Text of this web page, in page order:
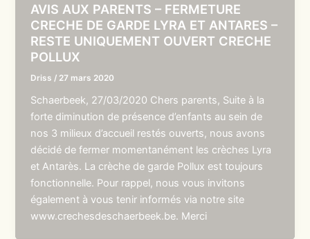
AVIS AUX PARENTS – FERMETURE
CRECHE DE GARDE LYRA ET ANTARES –
RESTE UNIQUEMENT OUVERT CRECHE
POLLUX
Driss / 27 mars 2020
Schaerbeek, 27/03/2020 Chers parents, Suite à la
forte diminution de présence d’enfants au sein de
nos 3 milieux d’accueil restés ouverts, nous avons
décidé de fermer momentanément les crèches Lyra
et Antarès. La crèche de garde Pollux est toujours
fonctionnelle. Pour rappel, nous vous invitons
également à vous tenir informés via notre site
www.crechesdeschaerbeek.be. Merci